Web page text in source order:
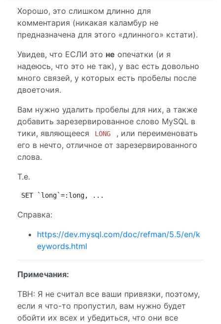
Хорошо, это слишком длинно для
комментария (никакая каламбур не
предназначена для этого «длинного» кстати).
Увидев, что ЕСЛИ это не опечатки (и я
надеюсь, что это не так), у вас есть довольно
много связей, у которых есть пробелы после
двоеточия.
Вам нужно удалить пробелы для них, а также
добавить зарезервированное слово MySQL в
тики, являющееся
LONG
, или переименовать
его в нечто, отличное от зарезервированного
слова.
Т.е.
SET `long`=:long, ...
Справка:
https://dev.mysql.com/doc/refman/5.5/en/k
eywords.html
Примечания:
TBH: Я не считал все ваши привязки, поэтому,
если я что-то пропустил, вам нужно будет
обойти их всех и убедиться, что они все